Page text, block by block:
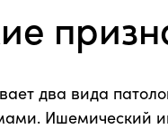
два вида
Ишемический